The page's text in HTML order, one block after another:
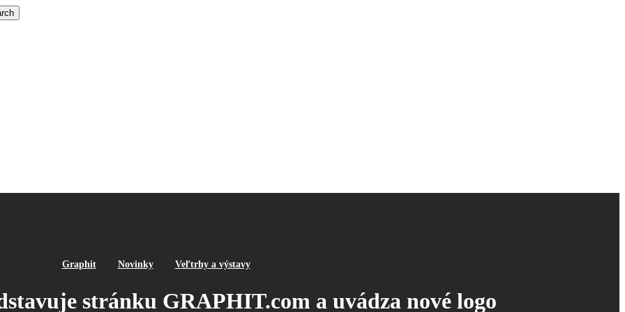
Graphit Novinky Veľtrhy a výstavy
stránku GRAPHIT.com a uvádza nové logo